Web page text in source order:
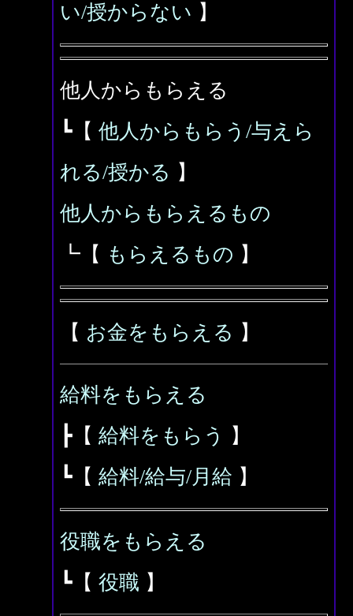
い/授からない 】
他人からもらえる
┗【 他人からもらう/与えら
れる/授かる 】
他人からもらえるもの
┗【 もらえるもの 】
【 お金をもらえる 】
給料をもらえる
┣【 給料をもらう
】
┗【 給料/給与/月給 】
役職をもらえる
┗【 役職 】